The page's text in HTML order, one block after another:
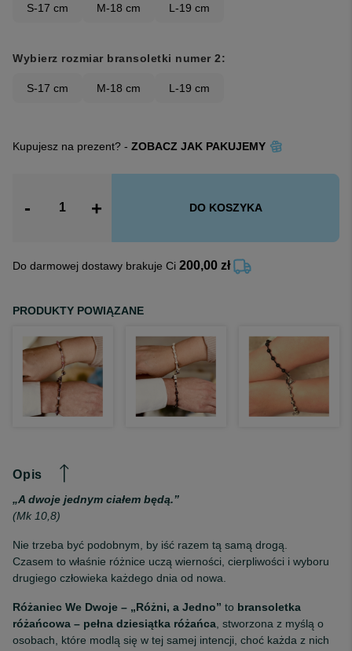
S-17 cm M-18 cm L-19 cm
Wybierz rozmiar bransoletki numer 2:
S-17 cm M-18 cm L-19 cm
Kupujesz na prezent? - ZOBACZ JAK PAKUJEMY
- + DO KOSZYKA
Do darmowej dostawy brakuje Ci 200,00 zł
PRODUKTY POWIĄZANE
Opis
„A dwoje jednym ciałem będą.”
(Mk 10,8)
Nie trzeba być podobnym, by iść razem tą samą drogą.
Czasem to właśnie różnice uczą wierności, cierpliwości i wyboru
drugiego człowieka każdego dnia od nowa.
Różaniec We Dwoje – „Różni, a Jedno” to bransoletka
różańcowa – pełna dziesiątka różańca , stworzona z myślą o
osobach, które modlą się w tej samej intencji, choć każda z nich